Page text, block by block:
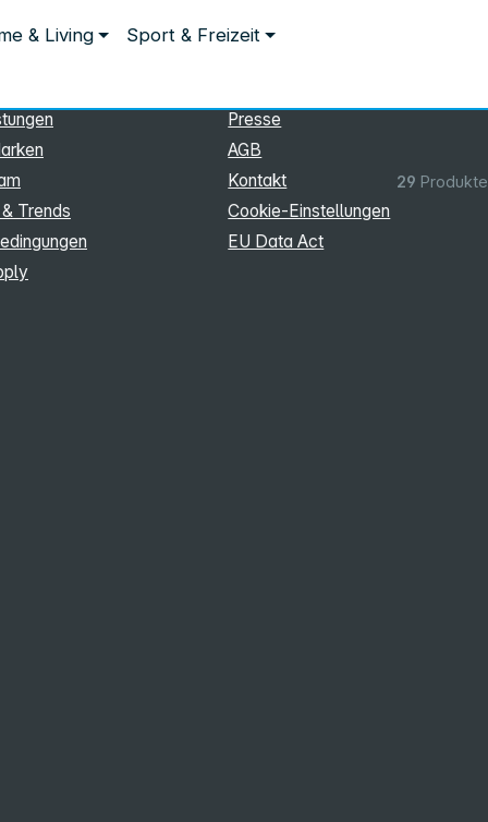
& Living Sport & Freizeit
29 Produkte
Trends
Presse
AGB
Kontakt
Cookie‑Einstellungen
EU Data Act